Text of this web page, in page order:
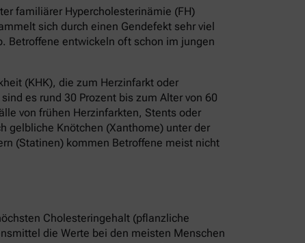
familiärer Hypercholesterinämie (FH)
sich durch einen Gendefekt sehr viel
Betroffene entwickeln oft schon im jungen
(KHK), die zum Herzinfarkt oder
es rund 30 Prozent bis zum Alter von 60
von frühen Herzinfarkten, Stents oder
gelbliche Knötchen (Xanthome) unter der
(Statinen) kommen Betroffene meist nicht
Cholesteringehalt (pflanzliche
die Werte bei den meisten Menschen